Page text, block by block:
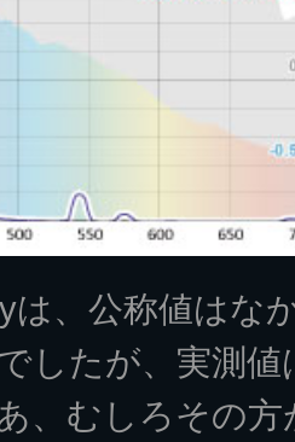
は、公称値はな
したが、実測
、むしろその